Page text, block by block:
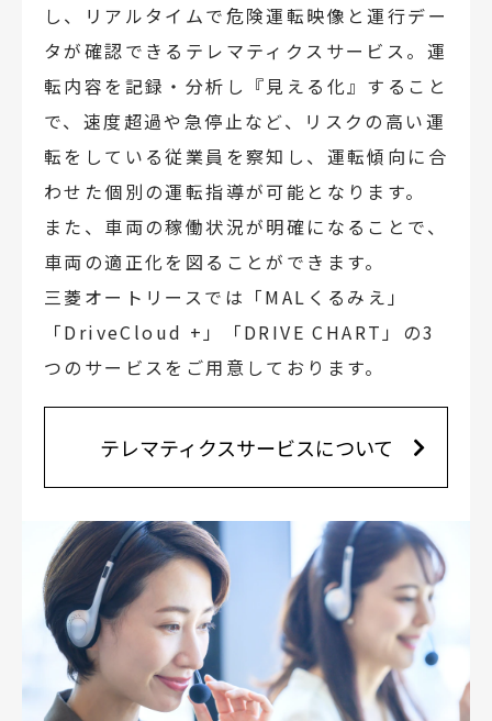
し、リアルタイムで危険運転映像と運行デー
タが確認できるテレマティクスサービス。運
転内容を記録・分析し『見える化』すること
で、速度超過や急停止など、リスクの高い運
転をしている従業員を察知し、運転傾向に合
わせた個別の運転指導が可能となります。
また、車両の稼働状況が明確になることで、
車両の適正化を図ることができます。
三菱オートリースでは「MALくるみえ」
「DriveCloud +」「DRIVE CHART」の3
つのサービスをご用意しております。
テレマティクスサービスについて